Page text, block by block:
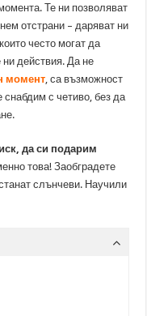
Те ни позволяват
отстрани – даряват ни
често могат да
ни действия. Да не
момент , са възможност
с четиво, без да
да си подарим
това! Заобградете
слънчеви. Научили